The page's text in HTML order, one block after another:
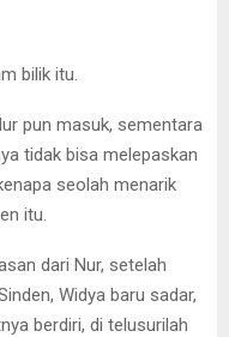
bilik itu.
pun masuk, sementara
tidak bisa melepaskan
seolah menarik
itu.
dari Nur, setelah
Widya baru sadar,
berdiri, di telusurilah